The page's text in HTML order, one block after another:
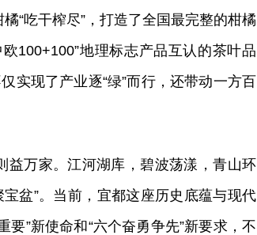
“吃干榨尽”，打造了全国最完整的柑橘
100+100”地理标志产品互认的茶叶品
现了产业逐“绿”而行，还带动一方百
益万家。江河湖库，碧波荡漾，青山环
宝盆”。当前，宜都这座历史底蕴与现代
”新使命和“六个奋勇争先”新要求，不